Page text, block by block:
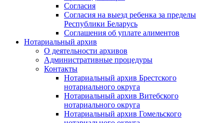
Согласия
Согласия на выезд ребенка за пределы
Республики Беларусь
Соглашения об уплате алиментов
Нотариальный архив
О деятельности архивов
Административные процедуры
Контакты
Нотариальный архив Брестского
нотариального округа
Нотариальный архив Витебского
нотариального округа
Нотариальный архив Гомельского